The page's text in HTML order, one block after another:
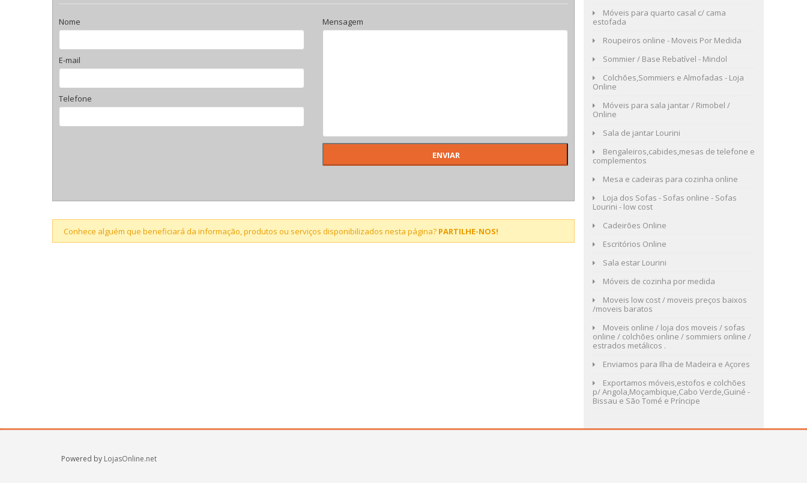
Nome
E-mail
Telefone
Mensagem
Conhece alguém que beneficiará da informação, produtos ou serviços disponibilizados nesta página? PARTILHE-NOS!
Móveis para quarto casal c/ cama
estofada
Roupeiros online - Moveis Por Medida
Sommier / Base Rebatível - Mindol
Colchões,Sommiers e Almofadas - Loja
Online
Móveis para sala jantar / Rimobel /
Online
Sala de jantar Lourini
Bengaleiros,cabides,mesas de telefone e
complementos
Mesa e cadeiras para cozinha online
Loja dos Sofas - Sofas online - Sofas
Lourini - low cost
Cadeirões Online
Escritórios Online
Sala estar Lourini
Móveis de cozinha por medida
Moveis low cost / moveis preços baixos
/moveis baratos
Moveis online / loja dos moveis / sofas
online / colchões online / sommiers online /
estrados metálicos .
Enviamos para Ilha de Madeira e Açores
Exportamos móveis,estofos e colchões
p/ Angola,Moçambique,Cabo Verde,Guiné -
Bissau e São Tomé e Príncipe
Powered by LojasOnline.net